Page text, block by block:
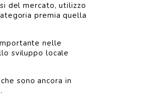
del mercato, utilizzo
premia quella
nelle
sviluppo locale
sono ancora in